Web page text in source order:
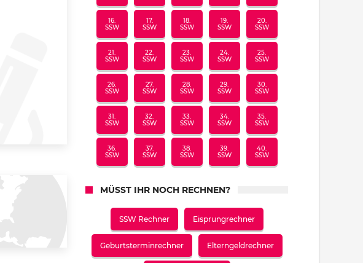
16.
SSW
17.
SSW
18.
SSW
19.
SSW
20.
SSW
21.
SSW
22.
SSW
23.
SSW
24.
SSW
25.
SSW
26.
SSW
27.
SSW
28.
SSW
29.
SSW
30.
SSW
31.
SSW
32.
SSW
33.
SSW
34.
SSW
35.
SSW
36.
SSW
37.
SSW
38.
SSW
39.
SSW
40.
SSW
MÜSST IHR NOCH RECHNEN?
SSW Rechner Eisprungrechner
Geburtsterminrechner Elterngeldrechner